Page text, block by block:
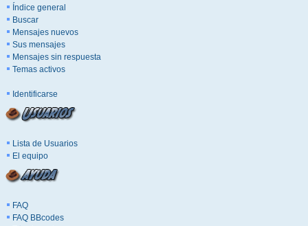
Índice general
Buscar
Mensajes nuevos
Sus mensajes
Mensajes sin respuesta
Temas activos
Identificarse
Lista de Usuarios
El equipo
FAQ
FAQ BBcodes